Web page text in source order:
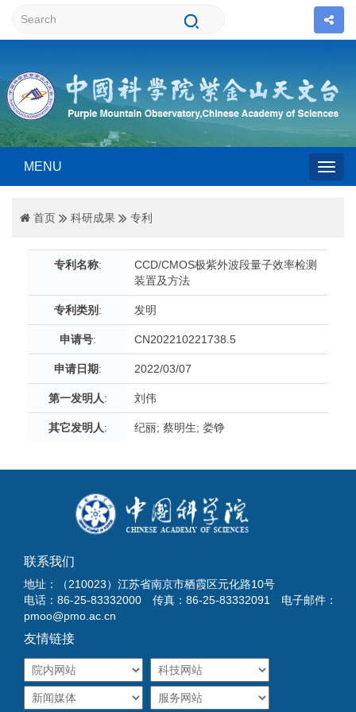
MENU
首页 科研成果 专利
专利名称:
CCD/CMOS极紫外波段量子效率检测
装置及方法
专利类别 : 发明
申请号: CN202210221738.5
申请日期: 2022/03/07
第一发明人: 刘伟
其它发明人: 纪丽; 蔡明生; 娄铮
联系我们
地址：（210023）江苏省南京市栖霞区元化路10号
电话：86-25-83332000 传真：86-25-83332091 电子邮件：
pmoo@pmo.ac.cn
友情链接